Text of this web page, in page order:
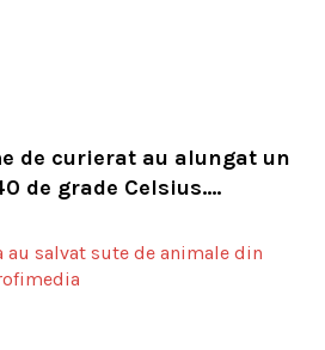
de curierat au alungat un
de grade Celsius.